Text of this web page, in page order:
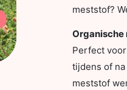
meststof?
Perfect
tijdens of
meststof